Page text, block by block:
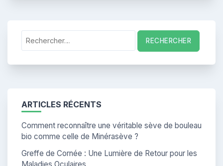
ARTICLES RÉCENTS
Comment reconnaître une véritable sève de bouleau
bio comme celle de Minérasève ?
Greffe de Cornée : Une Lumière de Retour pour les